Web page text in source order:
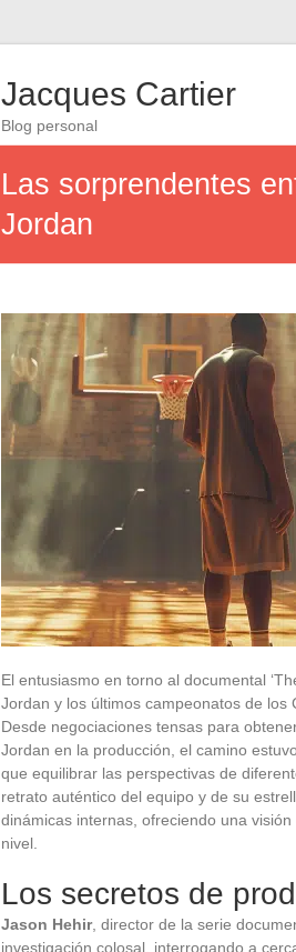
Jacques Cartier
Blog personal
Las sorprendentes
Jordan
El entusiasmo en torno al documental
Jordan y los últimos campeonatos de los
Desde negociaciones tensas para
Jordan en la producción, el camino
que equilibrar las perspectivas de
retrato auténtico del equipo y de su
dinámicas internas, ofreciendo una
nivel.
Los secretos de
Jason Hehir, director de la serie
investigación colosal, interrogando a